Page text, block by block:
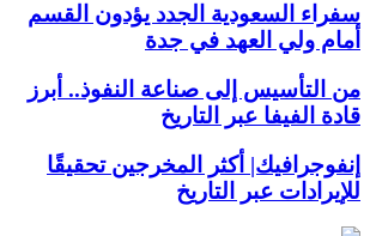
سفراء السعودية الجدد يؤدون القسم
أمام ولي العهد في جدة
من التأسيس إلى صناعة النفوذ.. أبرز
قادة الفيفا عبر التاريخ
إنفوجرافيك| أكثر المخرجين تحقيقًا
للإيرادات عبر التاريخ